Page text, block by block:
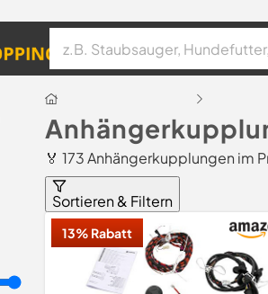
🏅 173 Anhängerkupplungen im
Sortieren & Filtern
13% Rabatt